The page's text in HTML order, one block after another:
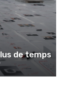
de temps